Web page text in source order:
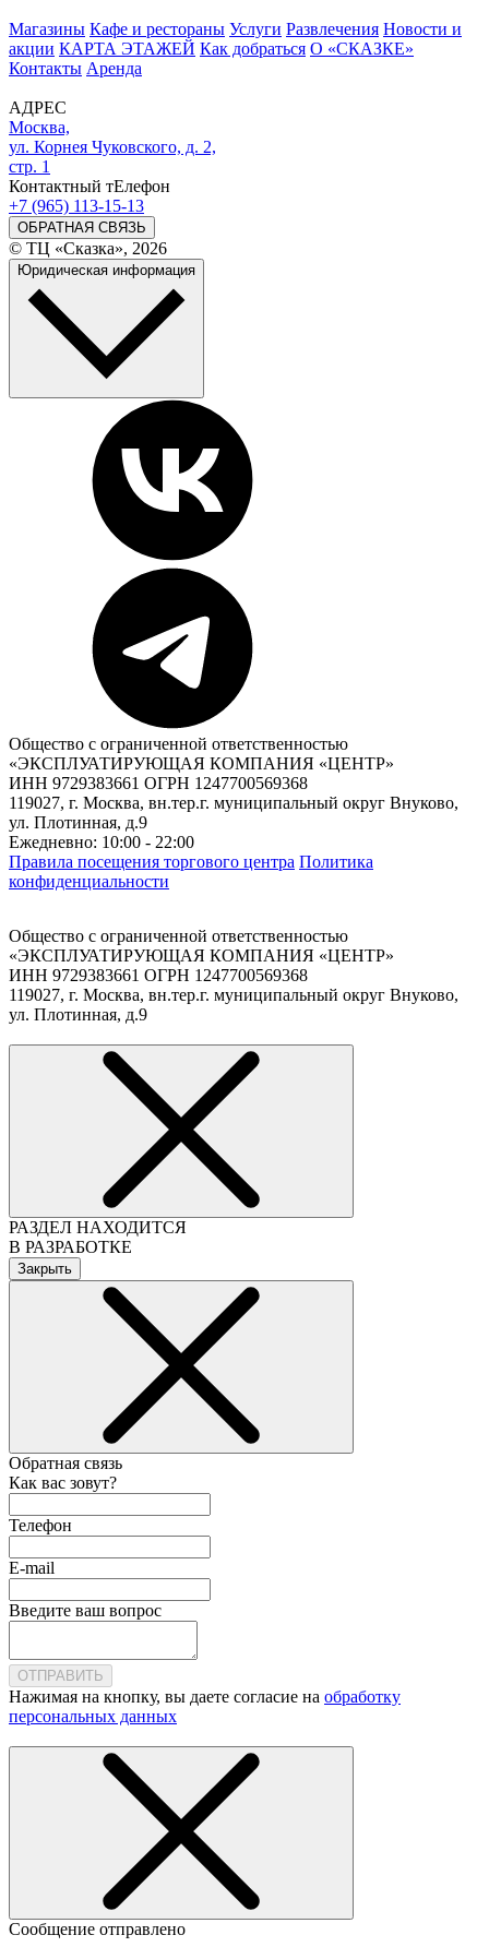
Магазины Кафе и рестораны Услуги Развлечения Новости и
акции КАРТА ЭТАЖЕЙ Как добраться О «СКАЗКЕ»
Контакты Аренда
АДРЕС
Москва,
ул. Корнея Чуковского, д. 2,
стр. 1
Контактный тЕлефон
+7 (965) 113-15-13
ОБРАТНАЯ СВЯЗЬ
© ТЦ «Сказка», 2026
Юридическая информация
Общество с ограниченной ответственностью
«ЭКСПЛУАТИРУЮЩАЯ КОМПАНИЯ «ЦЕНТР»
ИНН 9729383661 ОГРН 1247700569368
119027, г. Москва, вн.тер.г. муниципальный округ Внуково,
ул. Плотинная, д.9
Ежедневно: 10:00 - 22:00
Правила посещения торгового центра Политика
конфиденциальности
Общество с ограниченной ответственностью
«ЭКСПЛУАТИРУЮЩАЯ КОМПАНИЯ «ЦЕНТР»
ИНН 9729383661 ОГРН 1247700569368
119027, г. Москва, вн.тер.г. муниципальный округ Внуково,
ул. Плотинная, д.9
РАЗДЕЛ НАХОДИТСЯ
В РАЗРАБОТКЕ
Закрыть
Обратная связь
Как вас зовут?
Телефон
E-mail
Введите ваш вопрос
ОТПРАВИТЬ
Нажимая на кнопку, вы даете согласие на обработку
персональных данных
Сообщение отправлено